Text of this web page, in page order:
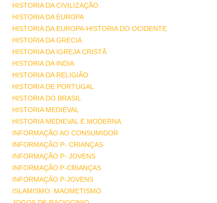
HISTORIA DA CIVILIZAÇÃO
HISTORIA DA EUROPA
HISTORIA DA EUROPA-HISTORIA DO OCIDENTE
HISTORIA DA GRECIA
HISTORIA DA IGREJA CRISTÃ
HISTORIA DA INDIA
HISTORIA DA RELIGIÃO
HISTORIA DE PORTUGAL
HISTORIA DO BRASIL
HISTORIA MEDIEVAL
HISTORIA MEDIEVAL E MODERNA
INFORMAÇÃO AO CONSUMIDOR
INFORMAÇÃO P- CRIANÇAS
INFORMAÇÃO P- JOVENS
INFORMAÇÃO P-CRIANÇAS
INFORMAÇÃO P-JOVENS
ISLAMISMO. MAOMETISMO